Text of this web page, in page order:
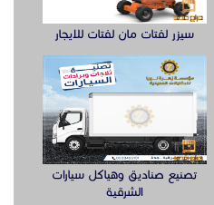
سيزر لفتات مان لفتات للايجار
تصنيع صناديق وهياكل سيارات
الشرقية